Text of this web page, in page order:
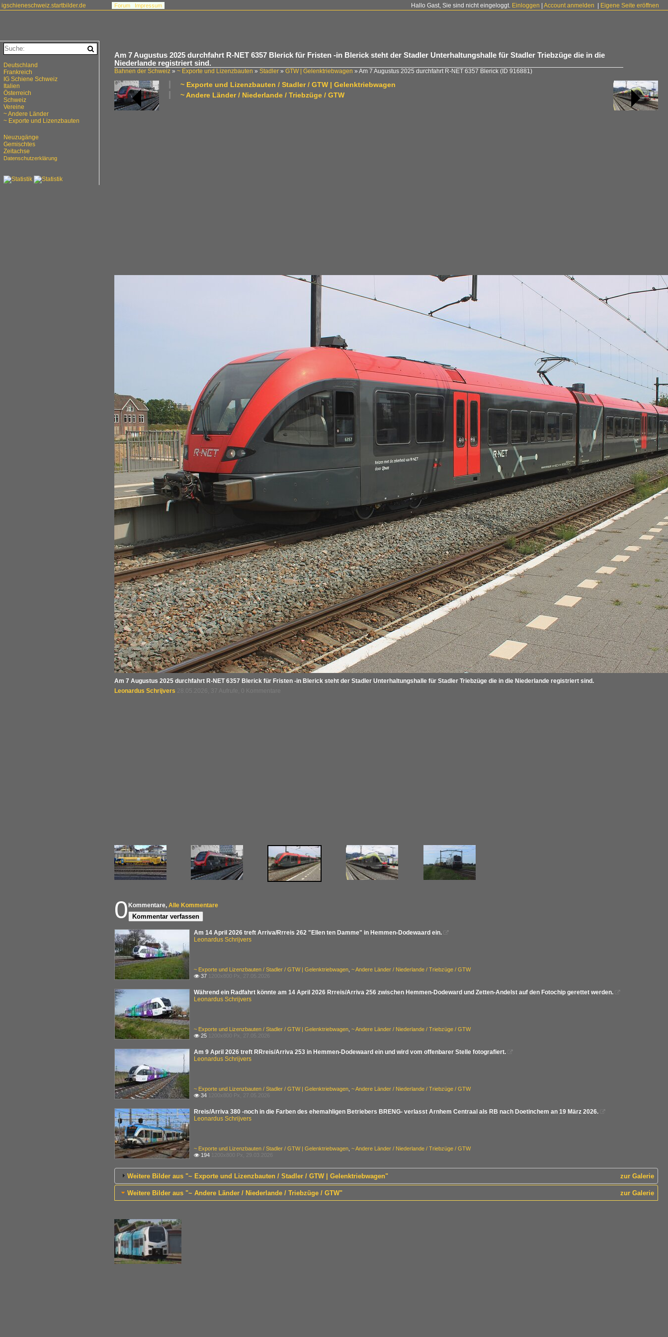
igschieneschweiz.startbilder.de Hallo Gast, Sie sind nicht eingeloggt. Einloggen Account anmelden Eigene Seite eröffnen
Forum Impressum
Am 7 Augustus 2025 durchfahrt R-NET 6357 Blerick für Fristen -in Blerick steht der Stadler Unterhaltungshalle für Stadler Triebzüge die in die
Niederlande registriert sind.
Bahnen der Schweiz » ~ Exporte und Lizenzbauten » Stadler » GTW | Gelenktriebwagen » Am 7 Augustus 2025 durchfahrt R-NET 6357 Blerick (ID 916881)
~ Exporte und Lizenzbauten / Stadler / GTW | Gelenktriebwagen
~ Andere Länder / Niederlande / Triebzüge / GTW
Am 7 Augustus 2025 durchfahrt R-NET 6357 Blerick für Fristen -in Blerick steht der Stadler Unterhaltungshalle für Stadler Triebzüge die in die Niederlande registriert sind.
Leonardus Schrijvers 28.05.2026, 37 Aufrufe, 0 Kommentare
0 Kommentare, Alle Kommentare
Kommentar verfassen
Am 14 April 2026 treft Arriva/Rrreis 262 "Ellen ten Damme" in Hemmen-Dodewaard ein. 
Leonardus Schrijvers
~ Exporte und Lizenzbauten / Stadler / GTW | Gelenktriebwagen ~ Andere Länder / Niederlande / Triebzüge / GTW
 37 1200x800 Px, 27.05.2026
Während ein Radfahrt könnte am 14 April 2026 Rrreis/Arriva 256 zwischen Hemmen-Dodeward und Zetten-Andelst auf den Fotochip gerettet werden. 
Leonardus Schrijvers
~ Exporte und Lizenzbauten / Stadler / GTW | Gelenktriebwagen ~ Andere Länder / Niederlande / Triebzüge / GTW
 25 1200x800 Px, 27.05.2026
Am 9 April 2026 treft RRreis/Arriva 253 in Hemmen-Dodewaard ein und wird vom offenbarer Stelle fotografiert. 
Leonardus Schrijvers
~ Exporte und Lizenzbauten / Stadler / GTW | Gelenktriebwagen ~ Andere Länder / Niederlande / Triebzüge / GTW
 34 1200x800 Px, 27.05.2026
Rreis/Arriva 380 -noch in die Farben des ehemahligen Betriebers BRENG- verlasst Arnhem Centraal als RB nach Doetinchem an 19 März 2026. 
Leonardus Schrijvers
~ Exporte und Lizenzbauten / Stadler / GTW | Gelenktriebwagen ~ Andere Länder / Niederlande / Triebzüge / GTW
 194 1200x800 Px, 29.03.2026
zur Galerie
Weitere Bilder aus "~ Exporte und Lizenzbauten / Stadler / GTW | Gelenktriebwagen"
zur Galerie
Weitere Bilder aus "~ Andere Länder / Niederlande / Triebzüge / GTW"
Deutschland
Frankreich
IG Schiene Schweiz
Italien
Österreich
Schweiz
Vereine
~ Andere Länder
~ Exporte und Lizenzbauten
Neuzugänge
Gemischtes
Zeitachse
Datenschutzerklärung